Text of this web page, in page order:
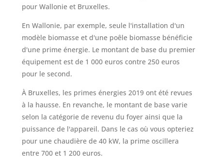
pour Wallonie et Bruxelles.
En Wallonie, par exemple, seule l'installation d'un
modèle biomasse et d'une poêle biomasse bénéficie
d'une prime énergie. Le montant de base du premier
équipement est de 1 000 euros contre 250 euros
pour le second.
À Bruxelles, les primes énergies 2019 ont été revues
à la hausse. En revanche, le montant de base varie
selon la catégorie de revenu du foyer ainsi que la
puissance de l'appareil. Dans le cas où vous opteriez
pour une chaudière de 40 kW, la prime oscillera
entre 700 et 1 200 euros.